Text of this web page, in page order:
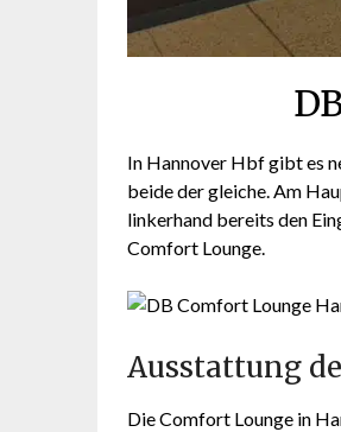
In Hannover Hbf gibt es
beide der gleiche. Am
linkerhand bereits den
Comfort Lounge.
Ausstattung
Die Comfort Lounge in